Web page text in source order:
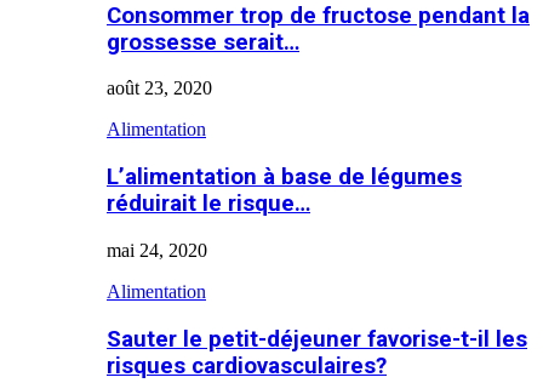
Consommer trop de fructose pendant la
grossesse serait…
août 23, 2020
Alimentation
L’alimentation à base de légumes
réduirait le risque…
mai 24, 2020
Alimentation
Sauter le petit-déjeuner favorise-t-il les
risques cardiovasculaires?